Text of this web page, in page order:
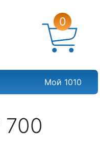
0
Мой 1010
700